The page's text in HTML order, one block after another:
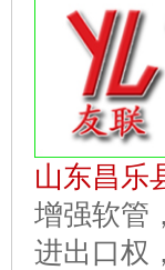
山东昌乐
增强软管
进出口权